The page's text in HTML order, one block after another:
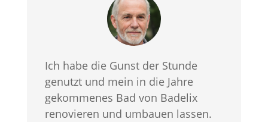
Ich habe die Gunst der Stunde
genutzt und mein in die Jahre
gekommenes Bad von Badelix
renovieren und umbauen lassen.